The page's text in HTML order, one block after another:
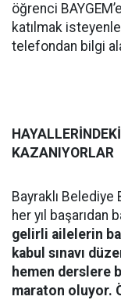
öğrenci
katılmak
telefondan bilgi
KAZANIYORLAR
Bayraklı Belediye
her yıl başarıdan
gelirli ailelerin
kabul sınavı
hemen derslere
maraton oluyor.